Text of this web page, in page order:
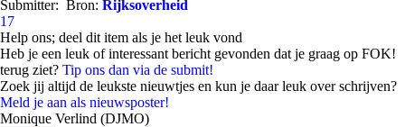
Submitter: Bron: Rijksoverheid
17
Help ons; deel dit item als je het leuk vond
Heb je een leuk of interessant bericht gevonden dat je graag op FOK!
terug ziet? Tip ons dan via de submit!
Zoek jij altijd de leukste nieuwtjes en kun je daar leuk over schrijven?
Meld je aan als nieuwsposter!
Monique Verlind (DJMO)